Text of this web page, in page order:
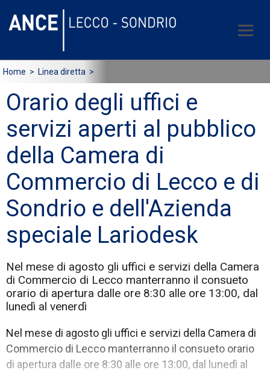
Home > Linea diretta >
Orario degli uffici e
servizi aperti al pubblico
della Camera di
Commercio di Lecco e di
Sondrio e dell'Azienda
speciale Lariodesk
Nel mese di agosto gli uffici e servizi della Camera
di Commercio di Lecco manterranno il consueto
orario di apertura dalle ore 8:30 alle ore 13:00, dal
lunedì al venerdì
Nel mese di agosto gli uffici e servizi della Camera di
Commercio di Lecco manterranno il consueto orario
di apertura dalle ore 8:30 alle ore 13:00, dal lunedì al